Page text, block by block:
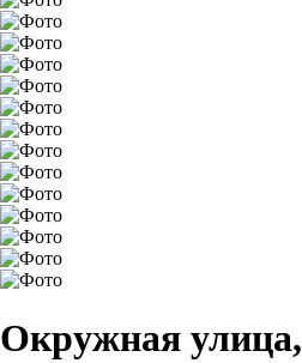
Окружная